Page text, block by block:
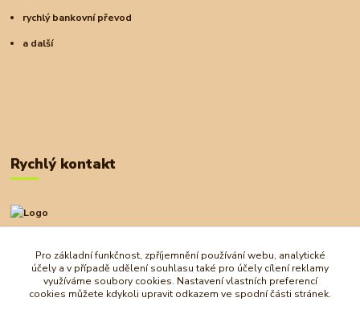
rychlý bankovní převod
a další
Rychlý kontakt
+420 727 972 830
obchod@ostrovherahlavolamu.cz
Pro základní funkčnost, zpříjemnění používání webu, analytické
účely a v případě udělení souhlasu také pro účely cílení reklamy
využíváme soubory cookies. Nastavení vlastních preferencí
cookies můžete kdykoli upravit odkazem ve spodní části stránek.